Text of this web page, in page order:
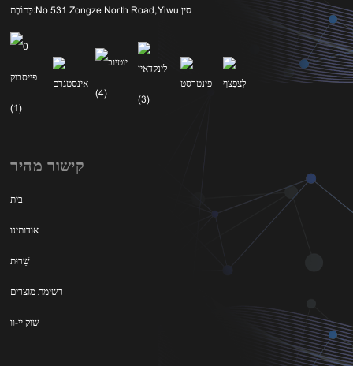
כְּתוֹבֶת: No 531 Zongze North Road, Yiwu סין
קישור מהיר
בַּיִת
אודותינו
שֵׁרוּת
רשימת מוצרים
שוק יי-וו